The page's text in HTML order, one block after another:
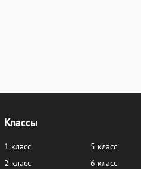
Классы
1 класс
2 класс
5 класс
6 класс